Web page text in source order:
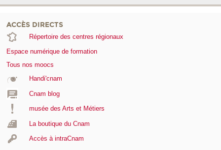
ACCÈS DIRECTS
Répertoire des centres régionaux
Espace numérique de formation
Tous nos moocs
Handi'cnam
Cnam blog
musée des Arts et Métiers
La boutique du Cnam
Accès à intraCnam